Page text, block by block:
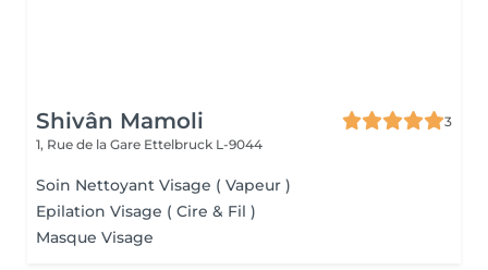
Shivân Mamoli
3
1, Rue de la Gare Ettelbruck L-9044
Soin Nettoyant Visage ( Vapeur )
Epilation Visage ( Cire & Fil )
Masque Visage